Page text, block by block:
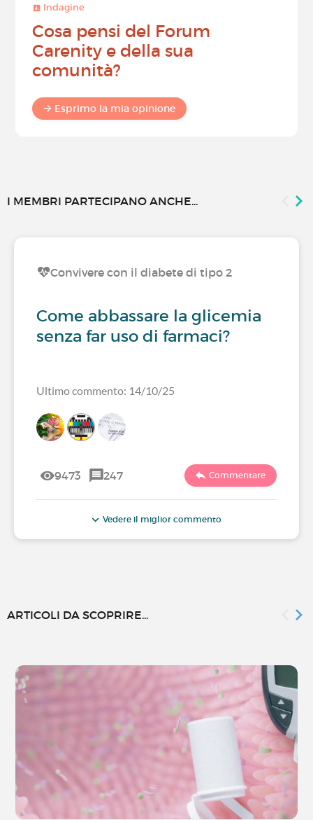
Indagine
Cosa pensi del Forum
Carenity e della sua
comunità?
Esprimo la mia opinione
I MEMBRI PARTECIPANO ANCHE...
Convivere con il diabete di tipo 2
Come abbassare la glicemia
senza far uso di farmaci?
Ultimo commento: 14/10/25
9473 247 Commentare
Vedere il miglior commento
ARTICOLI DA SCOPRIRE...